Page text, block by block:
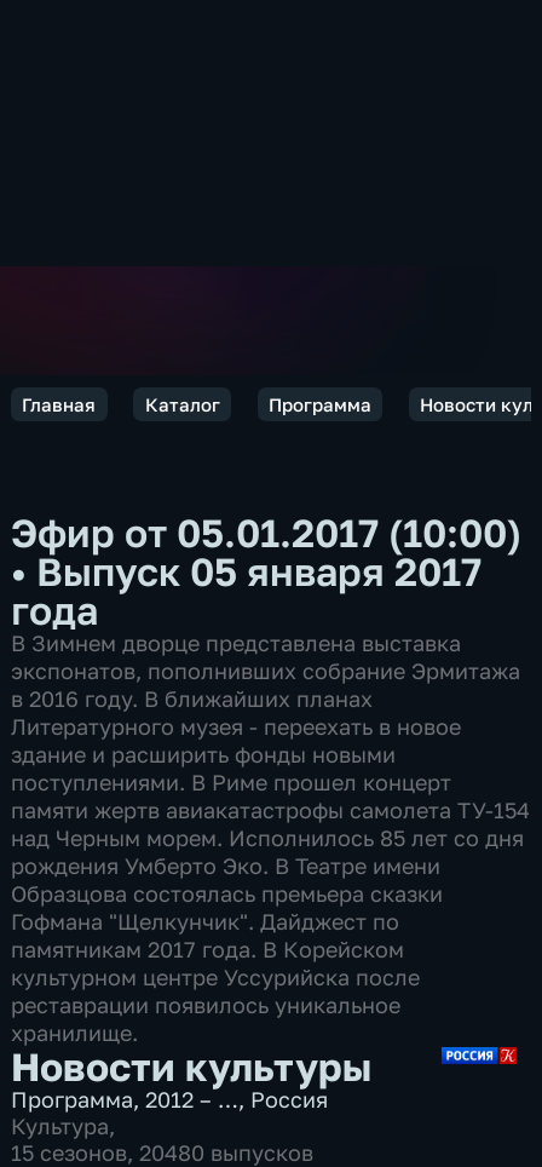
Главная Каталог Программа Новости
Эфир от 05.01.2017 (10:00)
• Выпуск 05 января 2017
года
В Зимнем дворце представлена выставка
экспонатов, пополнивших собрание Эрмитажа
в 2016 году. В ближайших планах
Литературного музея - переехать в новое
здание и расширить фонды новыми
поступлениями. В Риме прошел концерт
памяти жертв авиакатастрофы самолета ТУ-154
над Черным морем. Исполнилось 85 лет со дня
рождения Умберто Эко. В Театре имени
Образцова состоялась премьера сказки
Гофмана "Щелкунчик". Дайджест по
памятникам 2017 года. В Корейском
культурном центре Уссурийска после
реставрации появилось уникальное
хранилище.
Новости культуры
Программа,2012 – …, Россия
Культура,
15 сезонов, 20480 выпусков